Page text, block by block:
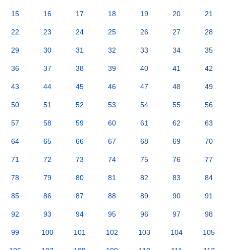
15 16 17 18 19 20 21
22 23 24 25 26 27 28
29 30 31 32 33 34 35
36 37 38 39 40 41 42
43 44 45 46 47 48 49
50 51 52 53 54 55 56
57 58 59 60 61 62 63
64 65 66 67 68 69 70
71 72 73 74 75 76 77
78 79 80 81 82 83 84
85 86 87 88 89 90 91
92 93 94 95 96 97 98
99 100 101 102 103 104 105